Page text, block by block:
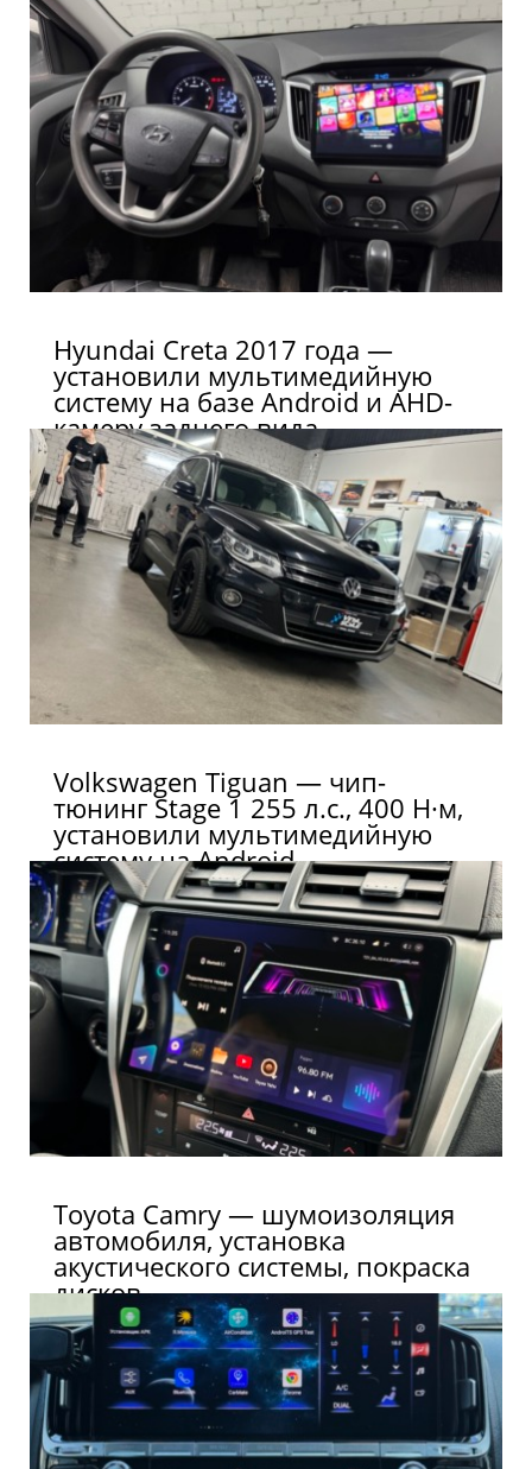
Hyundai Creta 2017 года —
установили мультимедийную
систему на базе Android и AHD-
камеру заднего вида
Volkswagen Tiguan — чип-
тюнинг Stage 1 255 л.с., 400 Н·м,
установили мультимедийную
систему на Android
Toyota Camry — шумоизоляция
автомобиля, установка
акустического системы, покраска
дисков